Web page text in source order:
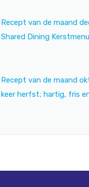
Recept van de maand
Shared Dining
Recept van de maand
keer herfst; hartig, fris